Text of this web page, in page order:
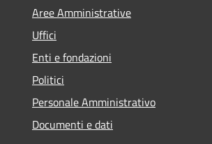
Aree Amministrative
Uffici
Enti e fondazioni
Politici
Personale Amministrativo
Documenti e dati